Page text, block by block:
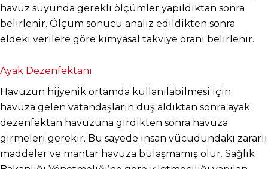
havuz suyunda gerekli ölçümler yapıldıktan sonra
belirlenir. Ölçüm sonucu analiz edildikten sonra
eldeki verilere göre kimyasal takviye oranı belirlenir.
Ayak Dezenfektanı
Havuzun hijyenik ortamda kullanılabilmesi için
havuza gelen vatandaşların duş aldıktan sonra ayak
dezenfektan havuzuna girdikten sonra havuza
girmeleri gerekir. Bu sayede insan vücudundaki zararlı
maddeler ve mantar havuza bulaşmamış olur. Sağlık